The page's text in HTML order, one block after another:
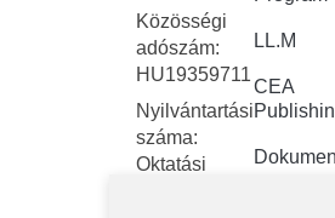
Közösségi
adószám:
HU19359711
Nyilvántartási
száma:
Oktatási
LL.M
CEA